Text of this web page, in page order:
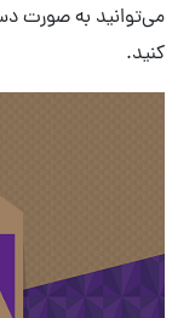
می‌توانید به صورت
کنید.